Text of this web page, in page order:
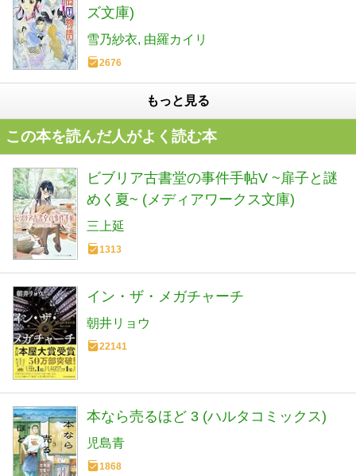
ズ文庫)
雪乃紗衣 由羅カイリ
2676
もっと見る
この本を読んだ人がよく読む本
ビブリア古書堂の事件手帖V ~扉子と謎
めく夏~ (メディアワークス文庫)
三上延
1313
イン・ザ・メガチャーチ
朝井リョウ
22141
本なら売るほど 3 (ハルタコミックス)
児島青
1868